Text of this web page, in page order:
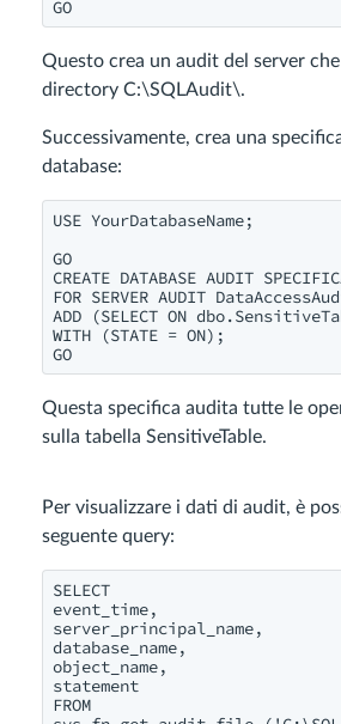
Questo crea un audit del server
directory C:\SQLAudit\.
Successivamente, crea una
database:
USE YourDatabaseName;
GO
CREATE DATABASE AUDIT
FOR SERVER AUDIT
ADD (SELECT ON
WITH (STATE = ON);
Questa specifica audita tutte le
sulla tabella SensitiveTable.
Per visualizzare i dati di audit, è
seguente query:
SELECT
event_time,
server_principal_name,
database_name,
object_name,
statement
FROM